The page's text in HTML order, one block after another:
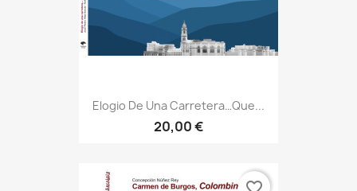
Elogio De Una Carretera…que...
20,00 €